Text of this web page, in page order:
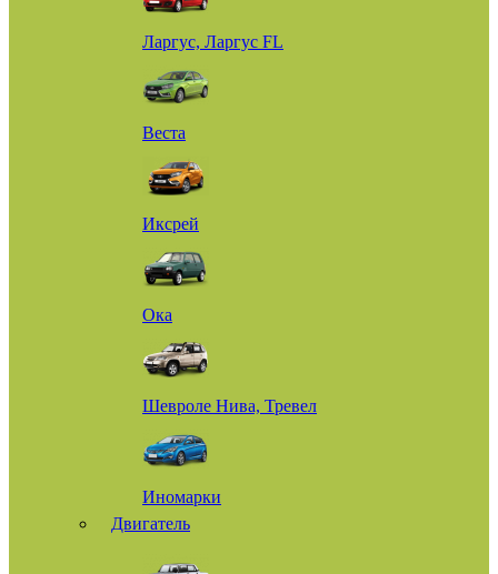
Ларгус, Ларгус FL
Веста
Иксрей
Ока
Шевроле Нива, Тревел
Иномарки
Двигатель